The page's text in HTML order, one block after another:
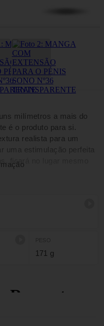
milímetros a mais do
é o produto para si.
realista para um
uma estimulação perfeita
ficará no lugar mesmo
171 g